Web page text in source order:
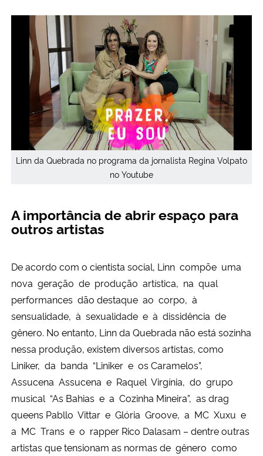
Linn da Quebrada no programa da jornalista Regina Volpato
no Youtube
A importância de abrir espaço para
outros artistas
De acordo com o cientista social, Linn compõe uma
nova geração de produção artística, na qual
performances dão destaque ao corpo, à
sensualidade, à sexualidade e à dissidência de
gênero. No entanto, Linn da Quebrada não está sozinha
nessa produção, existem diversos artistas, como
Liniker, da banda “Liniker e os Caramelos”,
Assucena Assucena e Raquel Virgínia, do grupo
musical “As Bahias e a Cozinha Mineira”, as drag
queens Pabllo Vittar e Glória Groove, a MC Xuxu e
a MC Trans e o rapper Rico Dalasam – dentre outras
artistas que tensionam as normas de gênero como